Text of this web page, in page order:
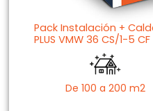
Pack Instalación +
PLUS VMW 36 CS/1-5 CF
De 100 a 200 m2